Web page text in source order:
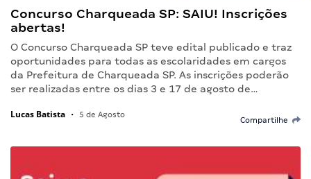
Concurso Charqueada SP: SAIU! Inscrições
abertas!
O Concurso Charqueada SP teve edital publicado e traz
oportunidades para todas as escolaridades em cargos
da Prefeitura de Charqueada SP. As inscrições poderão
ser realizadas entre os dias 3 e 17 de agosto de…
Lucas Batista • 5 de Agosto
Compartilhe